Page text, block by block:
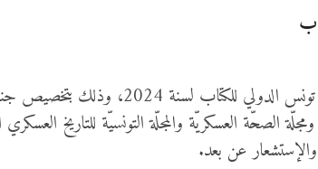
تشارك وزارة الدفاع الوطني في
الصحّة العسكريّة والمجلّة التونسيّة للتاريخ
والإستشعار عن بعد.